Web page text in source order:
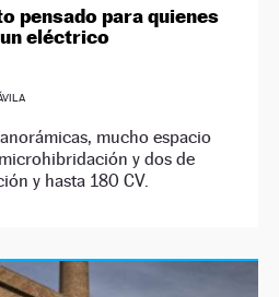
pensado para quienes
eléctrico
mucho espacio
y dos de
y hasta 180 CV.